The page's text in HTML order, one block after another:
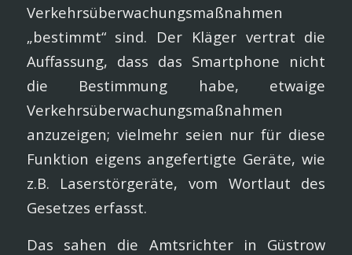
Verkehrsüberwachungsmaßnahmen
„bestimmt“ sind. Der Kläger vertrat die
Auffassung, dass das Smartphone nicht
die Bestimmung habe, etwaige
Verkehrsüberwachungsmaßnahmen
anzuzeigen; vielmehr seien nur für diese
Funktion eigens angefertigte Geräte, wie
z.B. Laserstörgeräte, vom Wortlaut des
Gesetzes erfasst.
Das sahen die Amtsrichter in Güstrow